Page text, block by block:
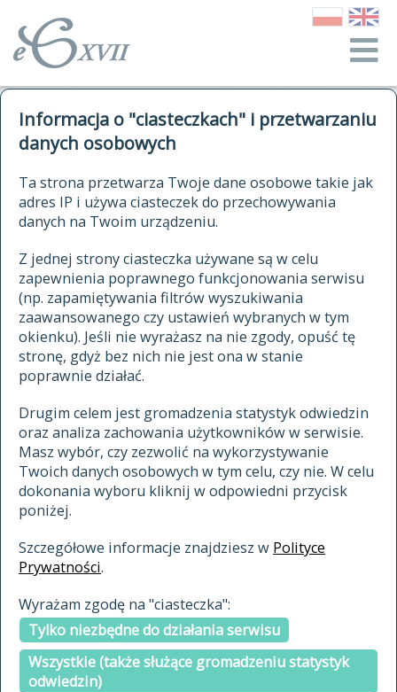
Informacja o "ciasteczkach" i przetwarzaniu
danych osobowych
Ta strona przetwarza Twoje dane osobowe takie jak
adres IP i używa ciasteczek do przechowywania
danych na Twoim urządzeniu.
Z jednej strony ciasteczka używane są w celu
zapewnienia poprawnego funkcjonowania serwisu
(np. zapamiętywania filtrów wyszukiwania
zaawansowanego czy ustawień wybranych w tym
okienku). Jeśli nie wyrażasz na nie zgody, opuść tę
stronę, gdyż bez nich nie jest ona w stanie
poprawnie działać.
Drugim celem jest gromadzenia statystyk odwiedzin
oraz analiza zachowania użytkowników w serwisie.
Masz wybór, czy zezwolić na wykorzystywanie
Twoich danych osobowych w tym celu, czy nie. W celu
dokonania wyboru kliknij w odpowiedni przycisk
poniżej.
Szczegółowe informacje znajdziesz w Polityce
Prywatności.
Wyrażam zgodę na "ciasteczka":
Tylko niezbędne do działania serwisu
Wszystkie (także służące gromadzeniu statystyk
odwiedzin)
autorzy Słownika
historia
publikacje
źródła
autorzy tekstów źródłowych
zasady opracowania
statystyki
najnowsze hasła
ostatnio zmodyfikowane hasła
materiały archiwalne
cytowanie
kontakt
kwerendy
jak cytować Słownik
ELEKTRONICZNY SŁOWNIK
JĘZYKA POLSKIEGO
XVII I XVIII WIEKU
znajdź hasła
zaczynające się od
indeksie
a fronte
a tergo